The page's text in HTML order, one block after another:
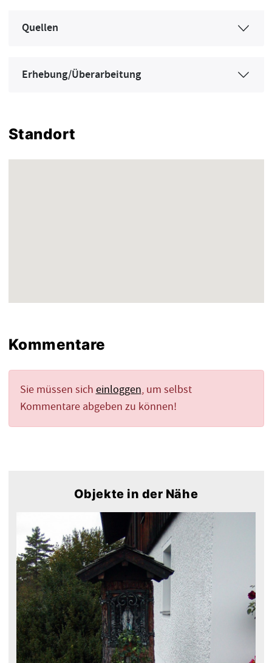
Quellen
Erhebung/Überarbeitung
Standort
Kommentare
Sie müssen sich einloggen, um selbst
Kommentare abgeben zu können!
Objekte in der Nähe